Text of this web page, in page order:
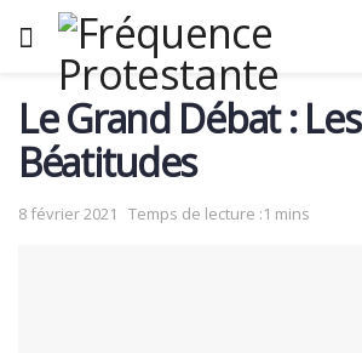
Le Grand Débat : Les
Béatitudes
8 février 2021 Temps de lecture :1 mins